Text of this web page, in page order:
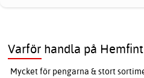
Varför handla på
Mycket för pengarna & stort